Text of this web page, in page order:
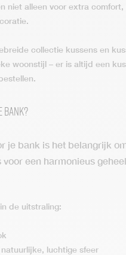
niet alleen voor extra
collectie kussens en
woonstijl – er is altijd een
bank?
je bank is het belangrijk
een harmonieus
de uitstraling:
luchtige sfeer